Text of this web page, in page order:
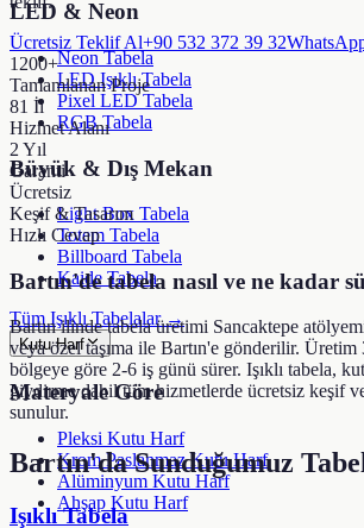
LED & Neon
Neon Tabela
LED Işıklı Tabela
Pixel LED Tabela
RGB Tabela
Büyük & Dış Mekan
Light Box Tabela
Totem Tabela
Billboard Tabela
Kaide Tabela
Tüm Işıklı Tabelalar →
Kutu Harf
Materyale Göre
Pleksi Kutu Harf
Krom Paslanmaz Kutu Harf
Alüminyum Kutu Harf
Ahşap Kutu Harf
Ücretsiz Teklif Al+90 532 372 39 32
1200+
Tamamlanan Proje
81 İl
Hizmet Alanı
2 Yıl
Garanti
Ücretsiz
Keşif & Tasarım
Hızlı Cevap
Bartın'de tabela nasıl ve ne kadar
Bartın ilinde tabela üretimi Sancaktepe
veya özel taşıma ile Bartın'e gönderilir.
bölgeye göre 2-6 iş günü sürer. Işıklı tabela,
giydirme dahil tüm hizmetlerde ücretsiz keşif
sunulur.
Bartın'da Sunduğumuz
Işıklı Tabela